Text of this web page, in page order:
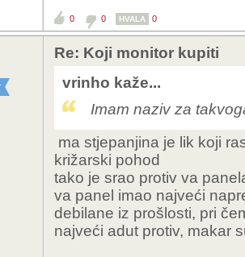
0 0 HVALA 0
Re: Koji monitor kupiti
vrinho kaže...
Imam naziv za
ma stjepanjina je lik koji
križarski pohod
tako je srao protiv va
va panel imao najveći
debilane iz prošlosti, pri
najveći adut protiv, makar